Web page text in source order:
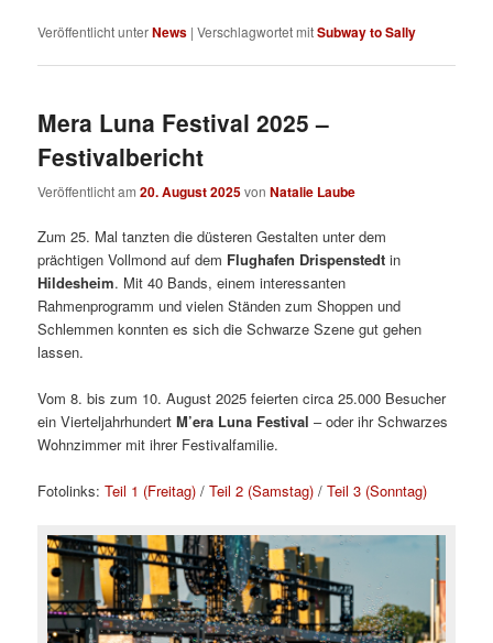
Veröffentlicht unterNews |Verschlagwortet mitSubway to Sally
Mera Luna Festival 2025 –
Festivalbericht
Veröffentlicht am20. August 2025vonNatalie Laube
Zum 25. Mal tanzten die düsteren Gestalten unter dem
prächtigen Vollmond auf dem Flughafen Drispenstedt in
Hildesheim. Mit 40 Bands, einem interessanten
Rahmenprogramm und vielen Ständen zum Shoppen und
Schlemmen konnten es sich die Schwarze Szene gut gehen
lassen.
Vom 8. bis zum 10. August 2025 feierten circa 25.000 Besucher
ein VierteljahrhundertM’era Luna Festival – oder ihr Schwarzes
Wohnzimmer mit ihrer Festivalfamilie.
Fotolinks:Teil 1 (Freitag) /Teil 2 (Samstag) /Teil 3 (Sonntag)